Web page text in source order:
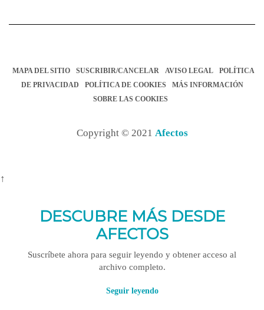
MAPA DEL SITIO SUSCRIBIR/CANCELAR AVISO LEGAL
POLÍTICA
DE PRIVACIDAD
POLÍTICA DE COOKIES
MÁS INFORMACIÓN
SOBRE LAS COOKIES
Copyright © 2021 Afectos
↑
DESCUBRE MÁS DESDE
AFECTOS
Suscríbete ahora para seguir leyendo y obtener acceso al
archivo completo.
Seguir leyendo